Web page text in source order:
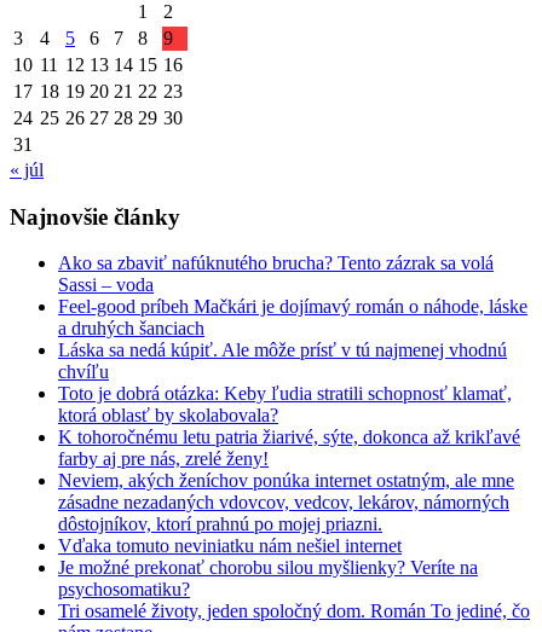
1
2
3
4 5 6 7 8
9
10 11 12 13 14 15 16
17 18 19 20 21 22 23
24 25 26 27 28 29 30
31
« júl
Najnovšie články
Ako sa zbaviť nafúknutého brucha? Tento zázrak sa volá
Sassi – voda
Feel-good príbeh Mačkári je dojímavý román o náhode, láske
a druhých šanciach
Láska sa nedá kúpiť. Ale môže prísť v tú najmenej vhodnú
chvíľu
Toto je dobrá otázka: Keby ľudia stratili schopnosť klamať,
ktorá oblasť by skolabovala?
K tohoročnému letu patria žiarivé, sýte, dokonca až krikľavé
farby aj pre nás, zrelé ženy!
Neviem, akých ženíchov ponúka internet ostatným, ale mne
zásadne nezadaných vdovcov, vedcov, lekárov, námorných
dôstojníkov, ktorí prahnú po mojej priazni.
Vďaka tomuto neviniatku nám nešiel internet
Je možné prekonať chorobu silou myšlienky? Veríte na
psychosomatiku?
Tri osamelé životy, jeden spoločný dom. Román To jediné, čo